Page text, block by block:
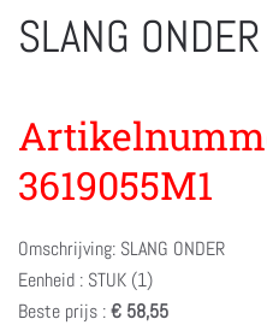
SLANG
3619055M1
Omschrijving: SLANG ONDER
Eenheid : STUK (1)
Beste prijs :€ 58,55